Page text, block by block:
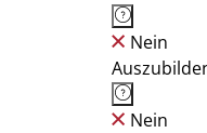
Nein
Nein